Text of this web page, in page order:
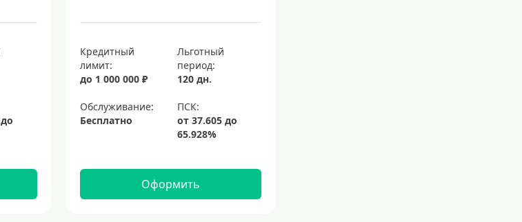
Кредитный
лимит:
до 1 000 000 ₽
Льготный
период:
120 дн.
Обслуживание:
Бесплатно
Оформить